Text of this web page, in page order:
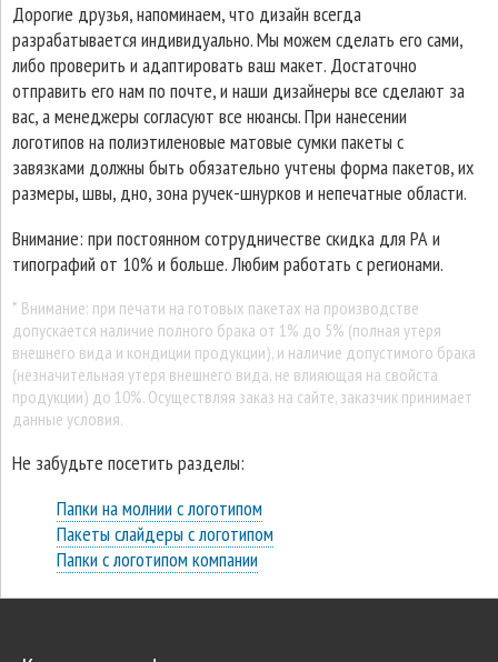
Дорогие друзья, напоминаем, что дизайн всегда
разрабатывается индивидуально. Мы можем сделать его сами,
либо проверить и адаптировать ваш макет. Достаточно
отправить его нам по почте, и наши дизайнеры все сделают за
вас, а менеджеры согласуют все нюансы. При нанесении
логотипов на полиэтиленовые матовые сумки пакеты с
завязками должны быть обязательно учтены форма пакетов, их
размеры, швы, дно, зона ручек-шнурков и непечатные области.
Внимание: при постоянном сотрудничестве скидка для РА и
типографий от 10% и больше. Любим работать с регионами.
* Внимание: при печати на готовых пакетах на производстве
допускается наличие полного брака от 1% до 5% (полная утеря
внешнего вида и кондиции продукции), и наличие допустимого брака
(незначительная утеря внешнего вида, не влияющая на свойста
продукции) до 10%. Осуществляя заказ на сайте, заказчик принимает
данные условия.
Не забудьте посетить разделы:
Папки на молнии с логотипом
Пакеты слайдеры с логотипом
Папки с логотипом компании